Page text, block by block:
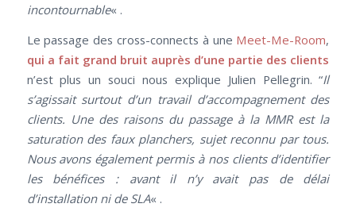
incontournable« .
Le passage des cross-connects à une Meet-Me-Room,
qui a fait grand bruit auprès d’une partie des clients
n’est plus un souci nous explique Julien Pellegrin. “Il
s’agissait surtout d’un travail d’accompagnement des
clients. Une des raisons du passage à la MMR est la
saturation des faux planchers, sujet reconnu par tous.
Nous avons également permis à nos clients d’identifier
les bénéfices : avant il n’y avait pas de délai
d’installation ni de SLA« .